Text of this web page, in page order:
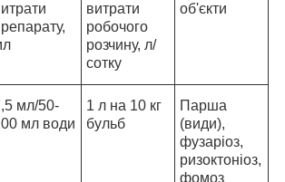
витрати
робочого
розчину, л/
сотку
об'єкти
мл/50-
мл води
1 л на 10 кг
бульб
Парша
(види),
фузаріоз,
ризоктоніоз,
фомоз